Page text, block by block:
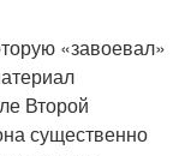
«завоевал»
Второй
существенно